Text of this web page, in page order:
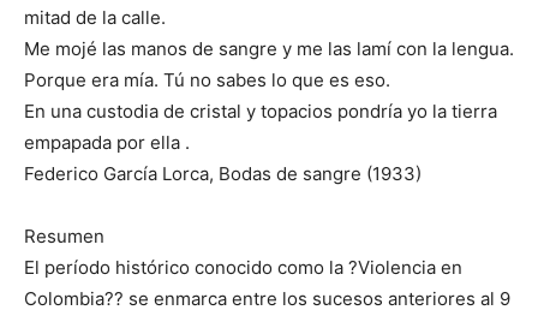
mitad de la calle.
Me mojé las manos de sangre y me las lamí con la lengua.
Porque era mía. Tú no sabes lo que es eso.
En una custodia de cristal y topacios pondría yo la tierra
empapada por ella .
Federico García Lorca, Bodas de sangre (1933)
Resumen
El período histórico conocido como la ?Violencia en
Colombia?? se enmarca entre los sucesos anteriores al 9